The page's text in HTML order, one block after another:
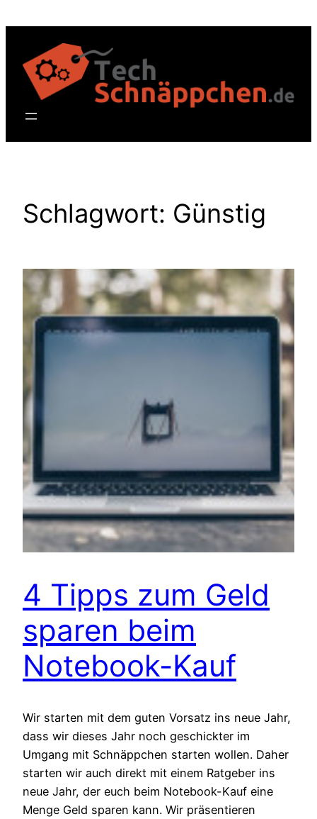
springen
Schlagwort: Günstig
4 Tipps zum Geld
sparen beim
Notebook-Kauf
Wir starten mit dem guten Vorsatz ins neue Jahr,
dass wir dieses Jahr noch geschickter im
Umgang mit Schnäppchen starten wollen. Daher
starten wir auch direkt mit einem Ratgeber ins
neue Jahr, der euch beim Notebook-Kauf eine
Menge Geld sparen kann. Wir präsentieren